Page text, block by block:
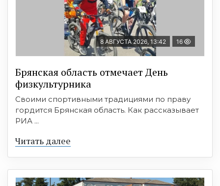
8 АВГУСТА 2026, 13:42 16
Брянская область отмечает День
физкультурника
Своими спортивными традициями по праву
гордится Брянская область. Как рассказывает
РИА ...
Читать далее